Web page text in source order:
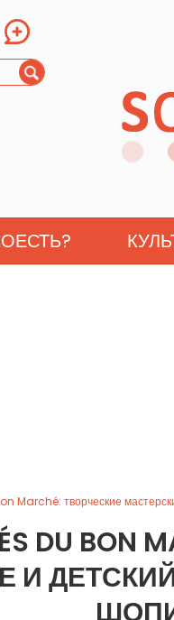
Marché: творческие
DU
И